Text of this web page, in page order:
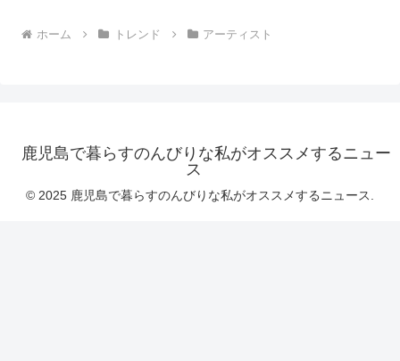
ホーム トレンド アーティスト
鹿児島で暮らすのんびりな私がオススメするニュー
ス
© 2025 鹿児島で暮らすのんびりな私がオススメするニュース.